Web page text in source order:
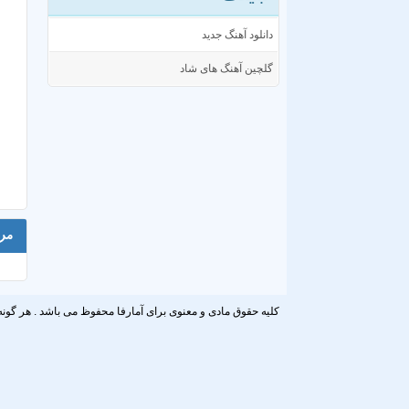
دانلود آهنگ جدید
گلچین آهنگ های شاد
کلیه حقوق مادی و معنوی برای آمارفا محفوظ می باشد . هر